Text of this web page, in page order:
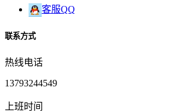
客服QQ
联系方式
热线电话
13793244549
上班时间